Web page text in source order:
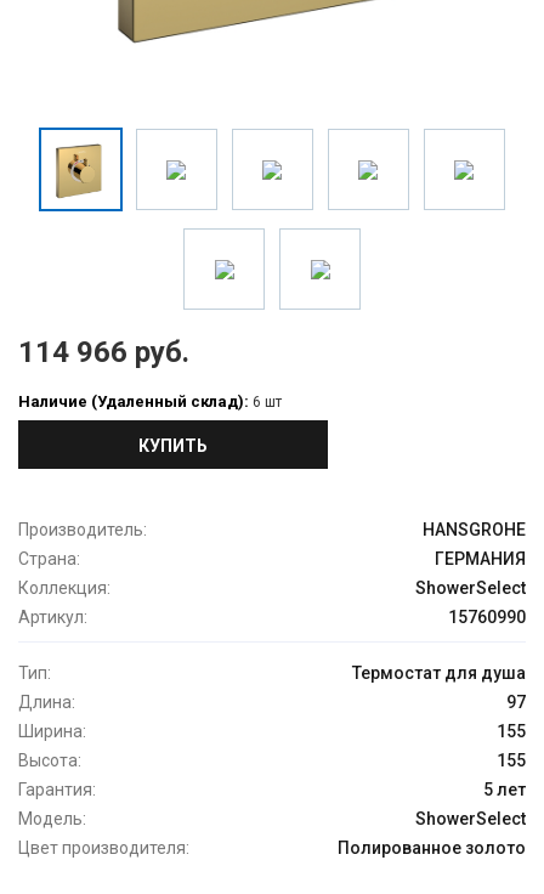
114 966 руб.
Наличие (Удаленный склад): 6 шт
КУПИТЬ
Производитель:
HANSGROHE
Страна:
ГЕРМАНИЯ
Коллекция:
ShowerSelect
Артикул:
15760990
Тип:
Термостат для душа
Длина:
97
Ширина:
155
Высота:
155
Гарантия:
5 лет
Модель:
ShowerSelect
Цвет производителя:
Полированное золото